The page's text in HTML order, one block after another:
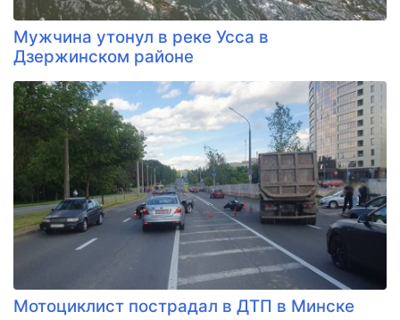
Мужчина утонул в реке Усса в
Дзержинском районе
Мотоциклист пострадал в ДТП в Минске